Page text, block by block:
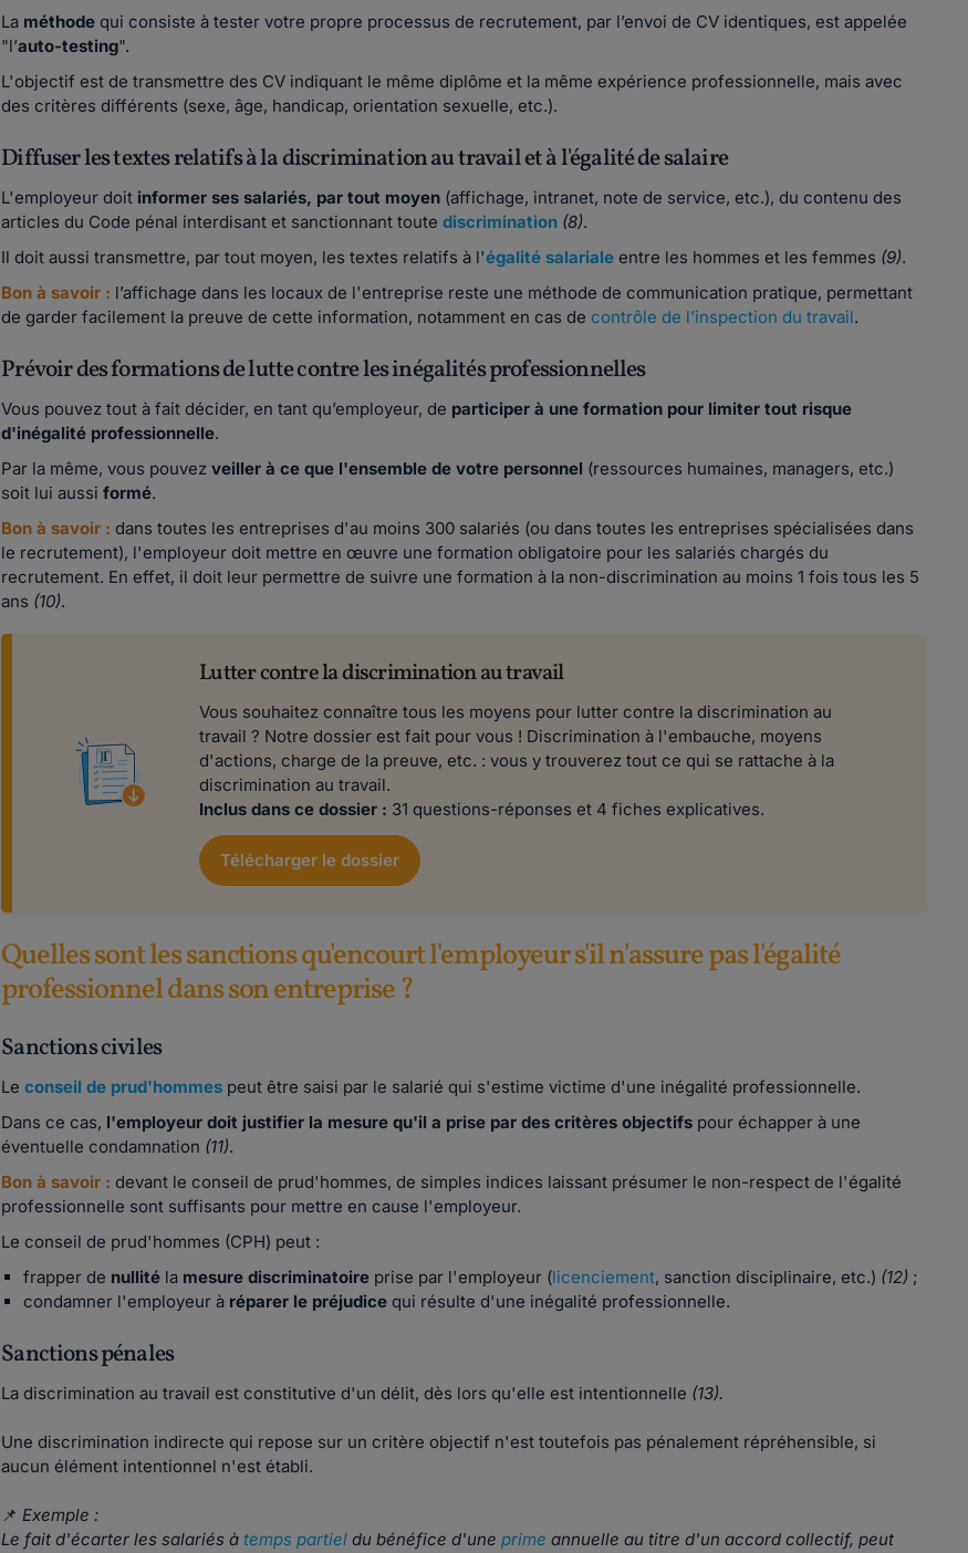
La méthode qui consiste à tester votre propre processus de recrutement, par l’envoi de CV identiques, est appelée
"l’auto-testing".
L'objectif est de transmettre des CV indiquant le même diplôme et la même expérience professionnelle, mais avec
des critères différents (sexe, âge, handicap, orientation sexuelle, etc.).
Diffuser les textes relatifs à la discrimination au travail et à l'égalité de salaire
L'employeur doit informer ses salariés, par tout moyen (affichage, intranet, note de service, etc.), du contenu des
articles du Code pénal interdisant et sanctionnant toutediscrimination (8).
Il doit aussi transmettre, par tout moyen, les textes relatifs à l'égalité salariale entre les hommes et les femmes (9).
Bon à savoir : l’affichage dans les locaux de l'entreprise reste une méthode de communication pratique, permettant
de garder facilement la preuve de cette information, notamment en cas decontrôle de l’inspection du travail.
Prévoir des formations de lutte contre les inégalités professionnelles
Vous pouvez tout à fait décider, en tant qu’employeur, de participer à une formation pour limiter tout risque
d'inégalité professionnelle.
Par la même, vous pouvezveiller à ce que l'ensemble de votre personnel (ressources humaines, managers, etc.)
soit lui aussi formé.
Bon à savoir : dans toutes les entreprises d'au moins 300 salariés (ou dans toutes les entreprises spécialisées dans
le recrutement), l'employeur doit mettre en œuvre une formation obligatoire pour les salariés chargés du
recrutement. En effet, il doit leur permettre de suivre une formation à la non-discrimination au moins 1 fois tous les 5
ans (10).
Lutter contre la discrimination au travail
Vous souhaitez connaître tous les moyens pour lutter contre la discrimination au
travail ? Notre dossier est fait pour vous ! Discrimination à l'embauche, moyens
d'actions, charge de la preuve, etc. : vous y trouverez tout ce qui se rattache à la
discrimination au travail.
Inclus dans ce dossier : 31 questions-réponses et 4 fiches explicatives.
Télécharger le dossier
Quelles sont les sanctions qu'encourt l'employeur s'il n'assure pas l'égalité
professionnel dans son entreprise ?
Sanctions civiles
Leconseil de prud'hommes peut être saisi par le salarié qui s'estime victime d'une inégalité professionnelle.
Dans ce cas, l'employeur doit justifier la mesure qu'il a prise par des critères objectifs pour échapper à une
éventuelle condamnation (11).
Bon à savoir : devant le conseil de prud'hommes, de simples indices laissant présumer le non-respect de l'égalité
professionnelle sont suffisants pour mettre en cause l'employeur.
Le conseil de prud'hommes (CPH) peut :
frapper de nullité la mesure discriminatoire prise par l'employeur (licenciement, sanction disciplinaire, etc.) (12) ;
condamner l'employeur à réparer le préjudice qui résulte d'une inégalité professionnelle.
Sanctions pénales
La discrimination au travail est constitutive d'un délit, dès lors qu'elle est intentionnelle (13).
Une discrimination indirecte qui repose sur un critère objectif n'est toutefois pas pénalement répréhensible, si
aucun élément intentionnel n'est établi.
📌Exemple :
Le fait d'écarter les salariés àtemps partiel du bénéfice d'uneprime annuelle au titre d'un accord collectif, peut